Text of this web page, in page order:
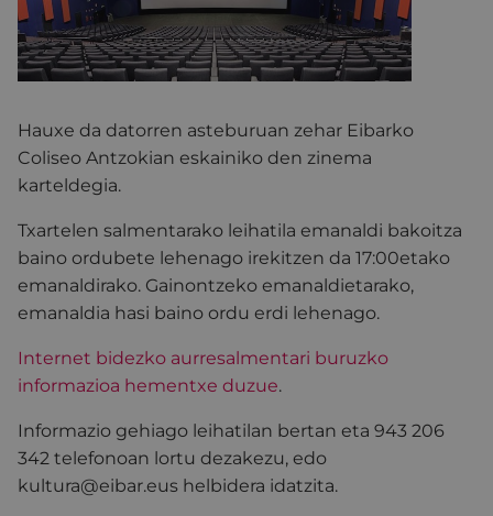
Hauxe da datorren asteburuan zehar Eibarko
Coliseo Antzokian eskainiko den zinema
karteldegia.
Txartelen salmentarako leihatila emanaldi bakoitza
baino ordubete lehenago irekitzen da 17:00etako
emanaldirako. Gainontzeko emanaldietarako,
emanaldia hasi baino ordu erdi lehenago.
Internet bidezko aurresalmentari buruzko
informazioa hementxe duzue.
Informazio gehiago leihatilan bertan eta 943 206
342 telefonoan lortu dezakezu, edo
kultura@eibar.eus helbidera idatzita.